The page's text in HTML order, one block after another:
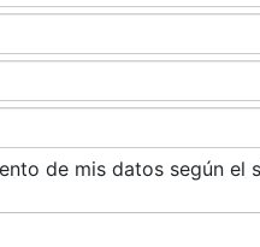
de mis datos según el